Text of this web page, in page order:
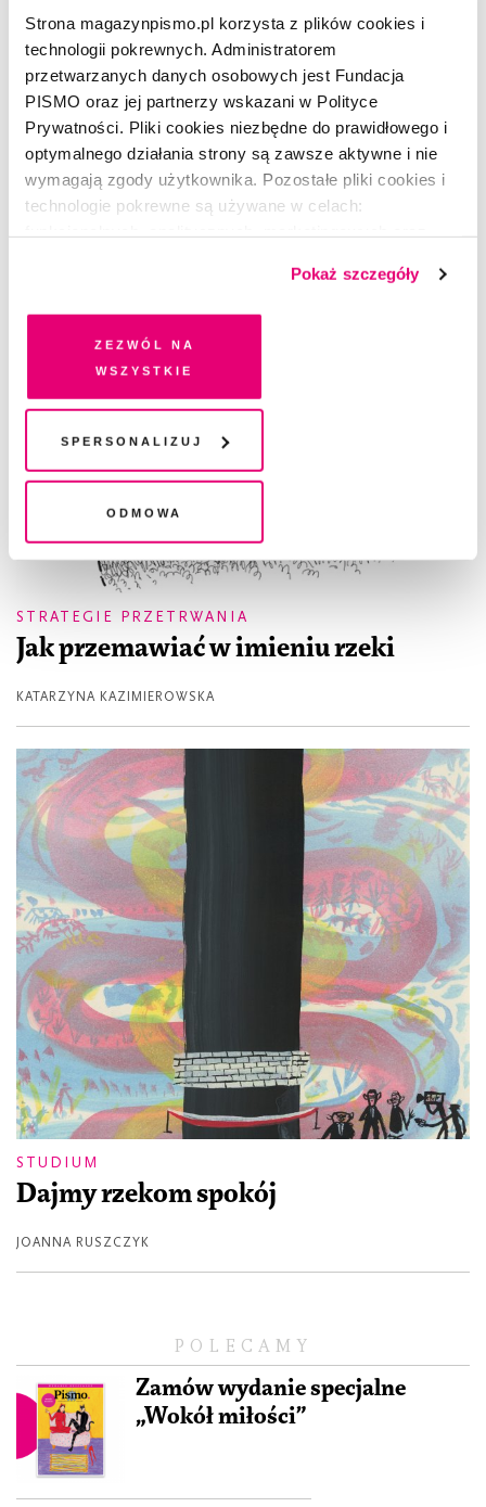
Strona magazynpismo.pl korzysta z plików cookies i
technologii pokrewnych. Administratorem
przetwarzanych danych osobowych jest Fundacja
PISMO oraz jej partnerzy wskazani w Polityce
Prywatności. Pliki cookies niezbędne do prawidłowego i
optymalnego działania strony są zawsze aktywne i nie
wymagają zgody użytkownika. Pozostałe pliki cookies i
technologie pokrewne są używane w celach:
dobrowolną zgodę na pliki cookies i technologie
pokrewne, zgadzasz się na przechowywanie informacji
na Twoim urządzeniu końcowym lub dostęp do niego i
przetwarzanie danych. Zgodę na wszystkie lub niektóre
chwili wycofać lub ponowić w zakładce "Ustawienia
plików cookie". Wycofanie zgody nie wpływa na
legalność przetwarzania danych przed jej wycofaniem
Pokaż szczegóły
Zezwól na
wszystkie
Spersonalizuj
Odmowa
POLECAMY
Zamów wydanie specjalne
„Wokół miłości”
STUDIUM
Do kogo należy rzeka?
KAMILA KIELAR
STRATEGIE PRZETRWANIA
Jak przemawiać w imieniu rzeki
KATARZYNA KAZIMIEROWSKA
STUDIUM
Dajmy rzekom spokój
JOANNA RUSZCZYK